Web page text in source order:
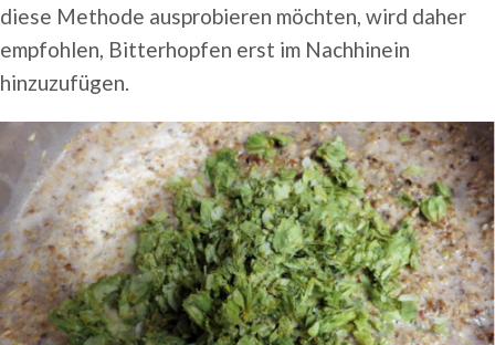
diese Methode ausprobieren möchten, wird daher
empfohlen, Bitterhopfen erst im Nachhinein
hinzuzufügen.